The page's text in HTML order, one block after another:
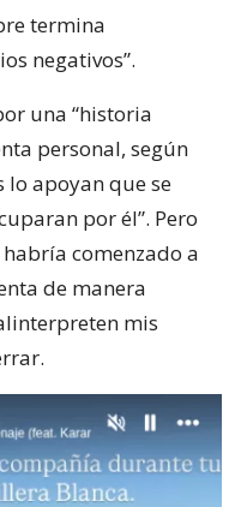
termina
negativos”.
una “historia
personal, según
lo apoyan que se
por él”. Pero
comenzado a
de manera
mis